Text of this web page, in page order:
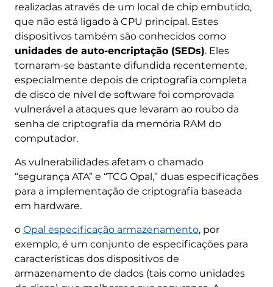
realizadas através de um local de chip embutido,
que não está ligado à CPU principal. Estes
dispositivos também são conhecidos como
unidades de auto-encriptação (SEDs). Eles
tornaram-se bastante difundida recentemente,
especialmente depois de criptografia completa
de disco de nível de software foi comprovada
vulnerável a ataques que levaram ao roubo da
senha de criptografia da memória RAM do
computador.
As vulnerabilidades afetam o chamado
“segurança ATA” e “TCG Opal,” duas especificações
para a implementação de criptografia baseada
em hardware.
o Opal especificação armazenamento, por
exemplo, é um conjunto de especificações para
características dos dispositivos de
armazenamento de dados (tais como unidades